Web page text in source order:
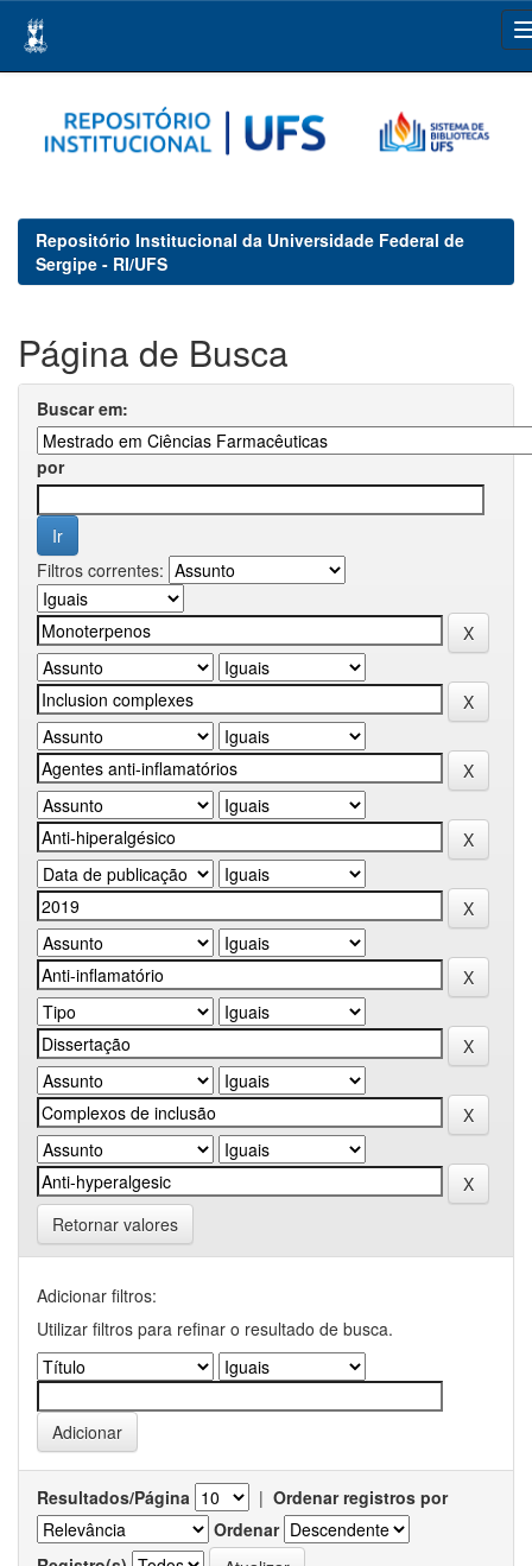
navigation
Repositório Institucional da Universidade Federal de
Sergipe - RI/UFS
Página de Busca
Buscar em:
por
Filtros correntes:
Retornar valores
Adicionar filtros:
Utilizar filtros para refinar o resultado de busca.
Resultados/Página | Ordenar registros por
Ordenar